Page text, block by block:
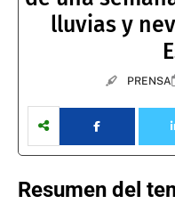
lluvias y
PRENSA
Resumen del